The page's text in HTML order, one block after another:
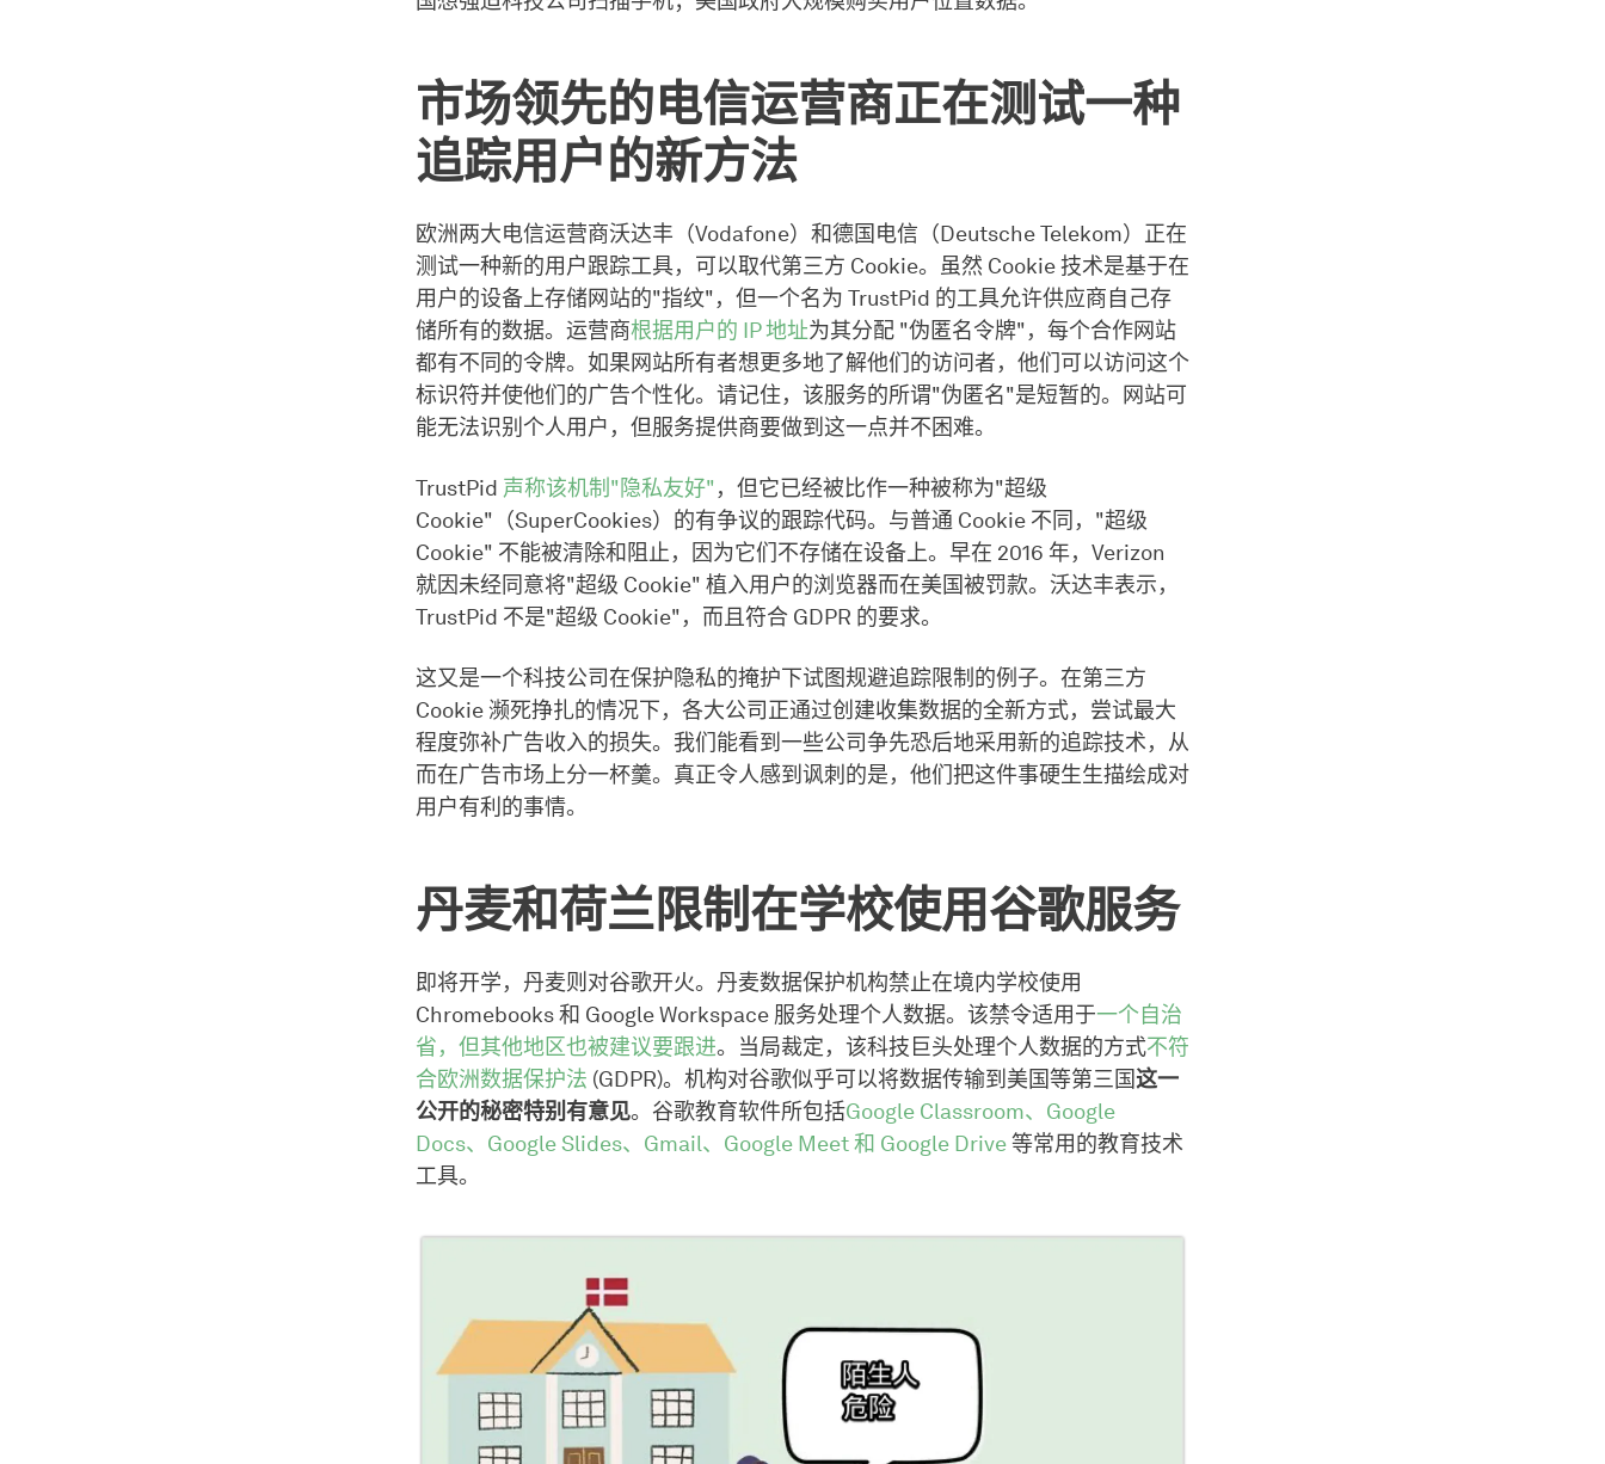
市场领先的电信运营商正在测试一种
追踪用户的新方法
欧洲两大电信运营商沃达丰（Vodafone）和德国电信（Deutsche Telekom）正在
测试一种新的用户跟踪工具，可以取代第三方 Cookie。虽然 Cookie 技术是基于在
用户的设备上存储网站的"指纹"，但一个名为 TrustPid 的工具允许供应商自己存
储所有的数据。运营商根据用户的 IP 地址为其分配 "伪匿名令牌"，每个合作网站
都有不同的令牌。如果网站所有者想更多地了解他们的访问者，他们可以访问这个
标识符并使他们的广告个性化。请记住，该服务的所谓"伪匿名"是短暂的。网站可
能无法识别个人用户，但服务提供商要做到这一点并不困难。
TrustPid 声称该机制"隐私友好" ，但它已经被比作一种被称为"超级
Cookie"（SuperCookies）的有争议的跟踪代码。与普通 Cookie 不同，"超级
Cookie" 不能被清除和阻止，因为它们不存储在设备上。早在 2016 年，Verizon
就因未经同意将"超级 Cookie" 植入用户的浏览器而在美国被罚款。沃达丰表示，
TrustPid 不是"超级 Cookie"，而且符合 GDPR 的要求。
这又是一个科技公司在保护隐私的掩护下试图规避追踪限制的例子。在第三方
Cookie 濒死挣扎的情况下，各大公司正通过创建收集数据的全新方式，尝试最大
程度弥补广告收入的损失。我们能看到一些公司争先恐后地采用新的追踪技术，从
而在广告市场上分一杯羹。真正令人感到讽刺的是，他们把这件事硬生生描绘成对
用户有利的事情。
丹麦和荷兰限制在学校使用谷歌服务
即将开学，丹麦则对谷歌开火。丹麦数据保护机构禁止在境内学校使用
Chromebooks 和 Google Workspace 服务处理个人数据。该禁令适用于一个自治
省，但其他地区也被建议要跟进。当局裁定，该科技巨头处理个人数据的方式不符
合欧洲数据保护法 (GDPR)。机构对谷歌似乎可以将数据传输到美国等第三国这一
公开的秘密特别有意见。谷歌教育软件所包括Google Classroom、Google
Docs、Google Slides、Gmail、Google Meet 和 Google Drive等常用的教育技术
工具。